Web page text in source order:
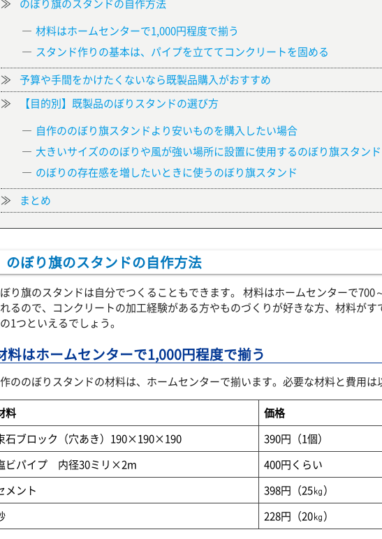
のぼり旗のスタンドの自作方法
材料はホームセンターで1,000円程度で揃う
スタンド作りの基本は、パイプを立ててコンクリートを固める
予算や手間をかけたくないなら既製品購入がおすすめ
【目的別】既製品のぼりスタンドの選び方
自作ののぼり旗スタンドより安いものを購入したい場合
大きいサイズののぼりや風が強い場所に設置に使用するのぼり旗スタンド
のぼりの存在感を増したいときに使うのぼり旗スタンド
まとめ
のぼり旗のスタンドの自作方法
り旗のスタンドは自分でつくることもできます。 材料はホームセンターで700
るので、コンクリートの加工経験がある方やものづくりが好きな方、材料が
1つといえるでしょう。
料はホームセンターで1,000円程度で揃う
ののぼりスタンドの材料は、ホームセンターで揃います。必要な材料と費用は
料
価格
石ブロック（穴あき）190×190×190
390円（1個）
ビパイプ 内径30ミリ×2m
400円くらい
メント
398円（25㎏）
228円（20㎏）